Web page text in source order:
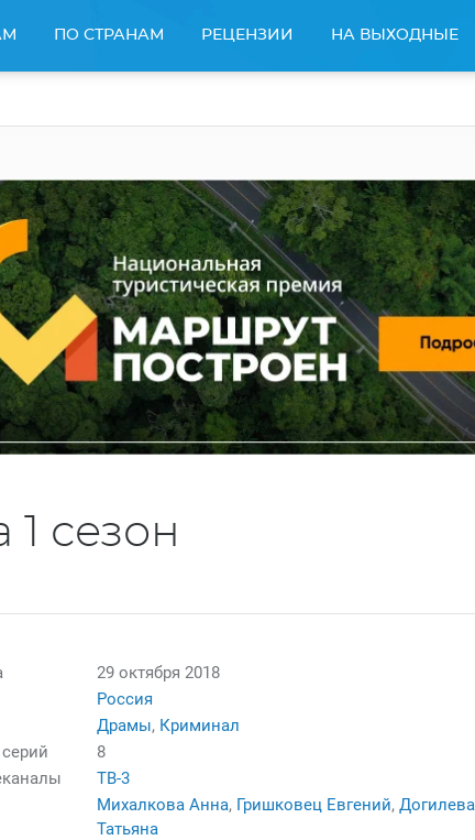
ПО СТРАНАМ РЕЦЕНЗИИ НА ВЫХОДНЫЕ
сезон
29 октября 2018
Россия
Драмы, Криминал
8
ТВ-3
Михалкова Анна, Гришковец Евгений, Догилева
Татьяна